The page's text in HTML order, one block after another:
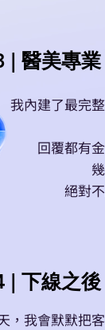
| 醫美專
我內建了最完
回覆都有
絕對
| 下線之
，我會默默把